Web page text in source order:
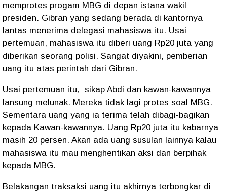
memprotes progam MBG di depan istana wakil
presiden. Gibran yang sedang berada di kantornya
lantas menerima delegasi mahasiswa itu. Usai
pertemuan, mahasiswa itu diberi uang Rp20 juta yang
diberikan seorang polisi. Sangat diyakini, pemberian
uang itu atas perintah dari Gibran.
Usai pertemuan itu,
sikap Abdi dan kawan-kawannya
lansung melunak. Mereka tidak lagi protes soal MBG.
Sementara uang yang ia terima telah dibagi-bagikan
kepada Kawan-kawannya. Uang Rp20 juta itu kabarnya
masih 20 persen. Akan ada uang susulan lainnya kalau
mahasiswa itu mau menghentikan aksi dan berpihak
kepada MBG.
Belakangan traksaksi uang itu akhirnya terbongkar di